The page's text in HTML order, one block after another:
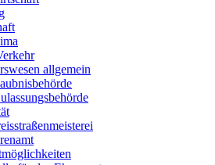
allgemein